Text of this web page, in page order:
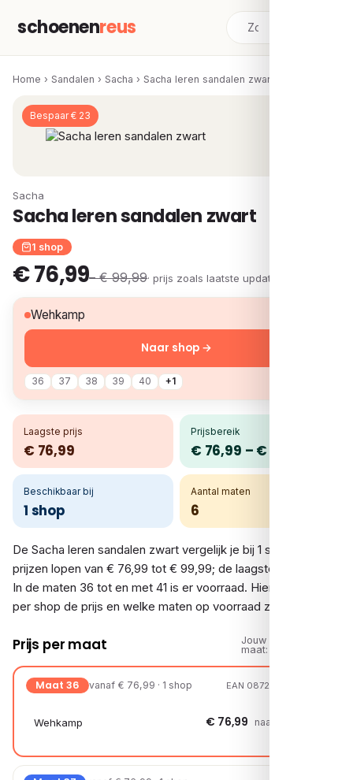
schoenenreus
Home › Sandalen › Sacha › Sacha leren sandalen zwart
Bespaar € 23
Sacha
Sacha leren sandalen zwart
1 shop
€ 76,99– € 99,99· prijs zoals laatste update
Wehkamp
36 37 38 39 40 +1
Naar shop →
Laagste prijs
€ 76,99
Prijsbereik
€ 76,99 – € 99,99
Beschikbaar bij
1 shop
Aantal maten
6
De Sacha leren sandalen zwart vergelijk je bij 1 shop. De
prijzen lopen van € 76,99 tot € 99,99; de laagste is € 76,99.
In de maten 36 tot en met 41 is er voorraad. Hieronder zie je
per shop de prijs en welke maten op voorraad zijn.
Prijs per maat
Jouw
maat:
Maat 36 vanaf € 76,99 · 1 shop EAN 08720527258402
Wehkamp € 76,99 naar shop →